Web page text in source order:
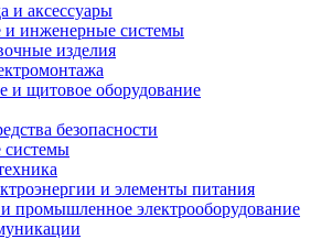
и аксессуары
и инженерные системы
изделия
и щитовое оборудование
безопасности
системы
и элементы питания
промышленное электрооборудование